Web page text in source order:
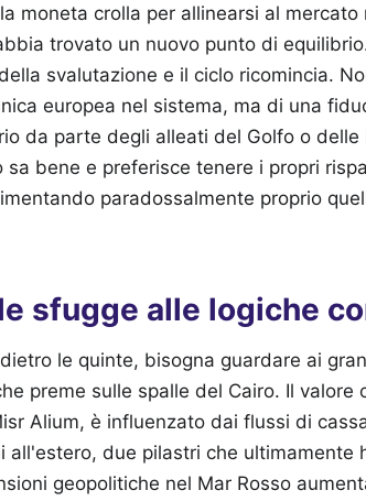
moneta crolla per allinearsi al mercato
trovato un nuovo punto di
svalutazione e il ciclo ricomincia.
europea nel sistema, ma di una
da parte degli alleati del Golfo o delle
bene e preferisce tenere i propri
paradossalmente proprio
sfugge alle logiche
le quinte, bisogna guardare ai
preme sulle spalle del Cairo. Il valore
Alium, è influenzato dai flussi di
all'estero, due pilastri che ultimamente
geopolitiche nel Mar Rosso